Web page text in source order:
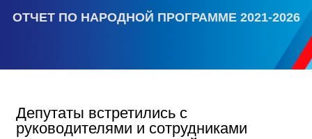
ОТЧЕТ ПО НАРОДНОЙ ПРОГРАММЕ 2021-2026
Депутаты встретились с
руководителями и сотрудниками